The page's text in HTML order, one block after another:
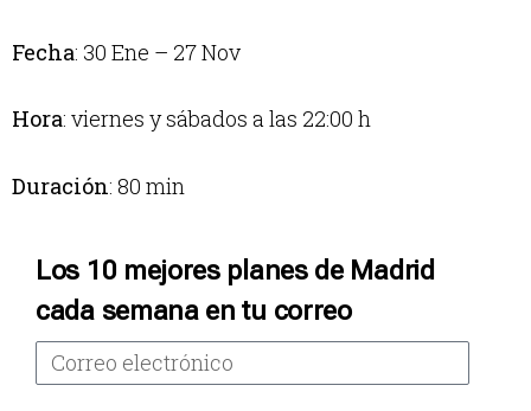
Fecha: 30 Ene – 27 Nov
Hora: viernes y sábados a las 22:00 h
Duración: 80 min
Los 10 mejores planes de Madrid
cada semana en tu correo